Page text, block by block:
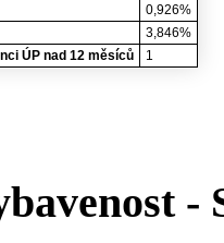
0,926%
3,846%
ÚP nad 12 měsíců
1
-